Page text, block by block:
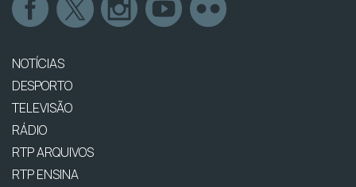
NOTÍCIAS
DESPORTO
TELEVISÃO
RÁDIO
RTP ARQUIVOS
RTP ENSINA